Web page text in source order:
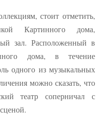
стоит отметить,
Картинного дома,
зал. Расположенный в
дома, в течение
од­ного из музыкальных
можно сказать, что
театр соперничал с